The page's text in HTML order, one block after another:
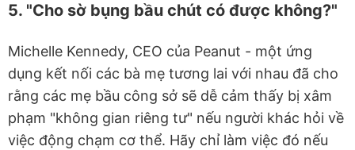
5. "Cho sờ bụng bầu chút có được không?"
Michelle Kennedy, CEO của Peanut - một ứng
dụng kết nối các bà mẹ tương lai với nhau đã cho
rằng các mẹ bầu công sở sẽ dễ cảm thấy bị xâm
phạm "không gian riêng tư" nếu người khác hỏi về
việc động chạm cơ thể. Hãy chỉ làm việc đó nếu